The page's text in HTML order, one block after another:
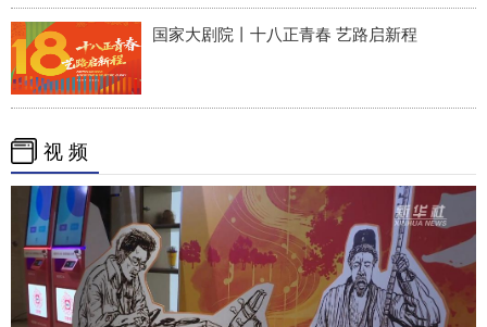
国家大剧院丨十八正青春 艺路启新程
视 频